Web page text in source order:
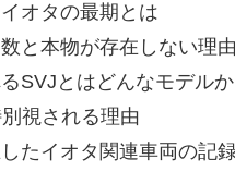
オタの最期とは
と本物が存在しない理由
SVJとはどんなモデルか
視される理由
たイオタ関連車両の記